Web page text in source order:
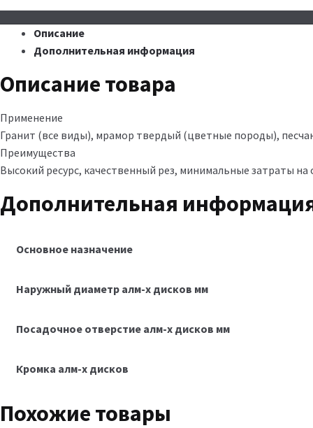
Описание
Дополнительная информация
Описание товара
Применение
Гранит (все виды), мрамор твердый (цветные породы),
Преимущества
Высокий ресурс, качественный рез, минимальные затраты на
Дополнительная
Основное назначение
Наружный диаметр алм-х дисков мм
Посадочное отверстие алм-х дисков мм
Кромка алм-х дисков
Похожие товары